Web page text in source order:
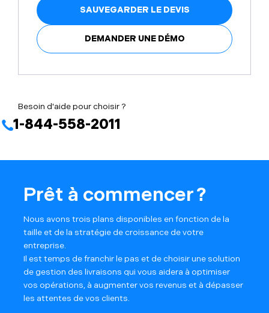
SAUVEGARDER LE DEVIS
DEMANDER UNE DÉMO
Besoin d'aide pour choisir ?
1-844-558-2011
Prêt à commencer ?
Nous avons trois plans disponibles en fonction de la
taille et de la stratégie de croissance de votre
entreprise.
Il est temps de franchir le pas et de choisir une solution
de gestion des livraisons qui vous aidera à optimiser
vos opérations, à augmenter vos revenus et à dépasser
les attentes de vos clients.